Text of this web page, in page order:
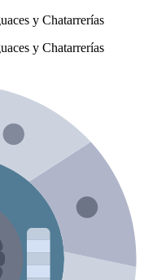
y Chatarrerías
y Chatarrerías